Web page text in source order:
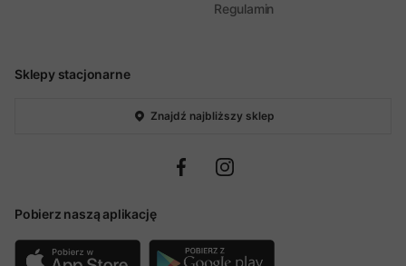
Sklepy stacjonarne
Znajdź najbliższy sklep
Pobierz naszą aplikację
Regulamin